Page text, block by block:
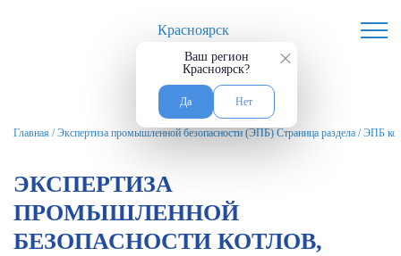
Красноярск
×
Ваш регион
Красноярск?
Да Нет
Главная /Экспертиза промышленной безопасности (ЭПБ) Страница раздела /ЭПБ
ЭКСПЕРТИЗА
ПРОМЫШЛЕННОЙ
БЕЗОПАСНОСТИ КОТЛОВ,